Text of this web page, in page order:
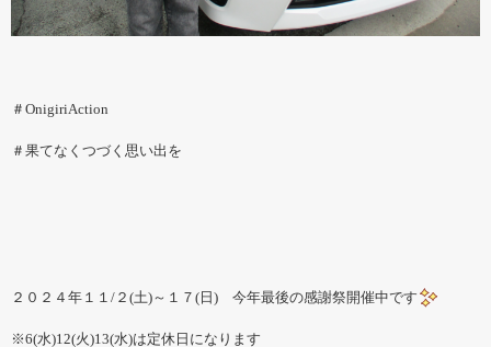
＃OnigiriAction
＃果てなくつづく思い出を
２０２４年１１/２(土)～１７(日) 今年最後の感謝祭開催中です
※6(水)12(火)13(水)は定休日になります